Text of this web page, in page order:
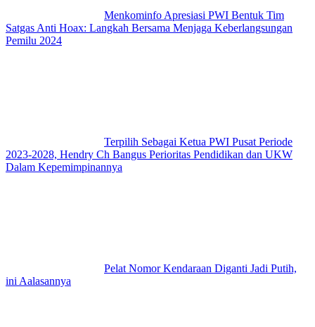
Menkominfo Apresiasi PWI Bentuk Tim
Satgas Anti Hoax: Langkah Bersama Menjaga Keberlangsungan
Pemilu 2024
Terpilih Sebagai Ketua PWI Pusat Periode
2023-2028, Hendry Ch Bangus Perioritas Pendidikan dan UKW
Dalam Kepemimpinannya
Pelat Nomor Kendaraan Diganti Jadi Putih,
ini Aalasannya